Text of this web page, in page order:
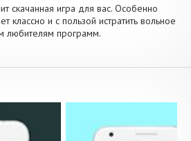
скачанная игра для вас. Особенно
классно и с пользой истратить вольное
любителям программ.